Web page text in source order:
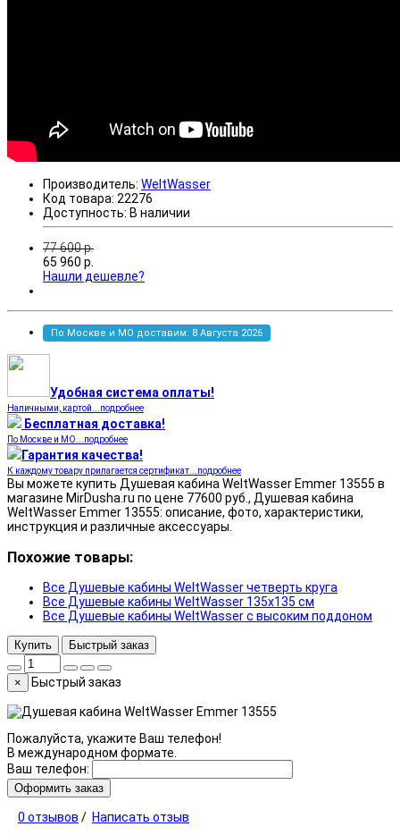
Производитель: WeltWasser
Код товара: 22276
Доступность: В наличии
77 600р.
65 960 р.
Нашли дешевле?
По Москве и МО доставим: 8 Августа 2026
Удобная система оплаты!
Наличными, картой...подробнее
Бесплатная доставка!
По Москве и МО...подробнее
Гарантия качества!
К каждому товару прилагается сертификат...подробнее
Вы можете купить Душевая кабина WeltWasser Emmer 13555 в
магазине MirDusha.ru по цене 77600 руб., Душевая кабина
WeltWasser Emmer 13555: описание, фото, характеристики,
инструкция и различные аксессуары.
Похожие товары:
Все Душевые кабины WeltWasser четверть круга
Все Душевые кабины WeltWasser 135x135 см
Все Душевые кабины WeltWasser с высоким поддоном
Купить Быстрый заказ
× Быстрый заказ
Пожалуйста, укажите Ваш телефон!
В международном формате.
Ваш телефон:
Оформить заказ
0 отзывов / Написать отзыв